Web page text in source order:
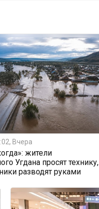
Вчера
жители
Угдана просят технику,
разводят руками